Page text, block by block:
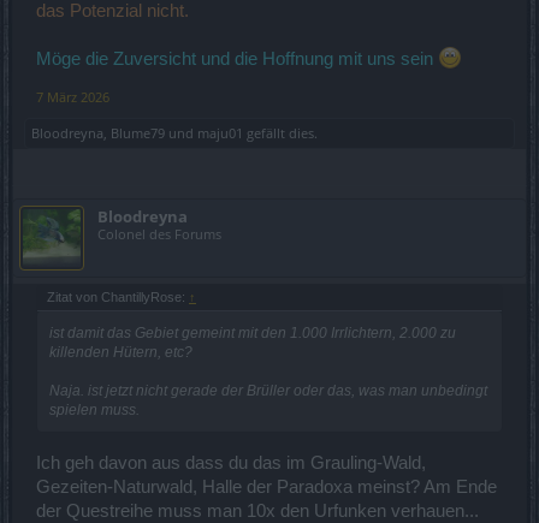
das Potenzial nicht.
Möge die Zuversicht und die Hoffnung mit uns sein
7 März 2026
Bloodreyna, Blume79 und maju01 gefällt dies.
Bloodreyna
Colonel des Forums
Zitat von ChantillyRose: ↑
ist damit das Gebiet gemeint mit den 1.000 Irrlichtern, 2.000 zu
killenden Hütern, etc?
Naja. ist jetzt nicht gerade der Brüller oder das, was man unbedingt
spielen muss.
Ich geh davon aus dass du das im Grauling-Wald,
Gezeiten-Naturwald, Halle der Paradoxa meinst? Am Ende
der Questreihe muss man 10x den Urfunken verhauen...